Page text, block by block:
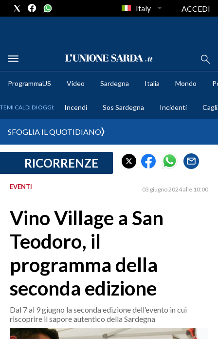
METEO
CRONACA SARDEGNA
MEDIO CAMPIDANO
ORISTANO E PROVINCIA
GALLURA
NUORO E PROVINCIA
OGLIASTRA
AGENDA
CRONACA
Italy ACCEDI
ProgrammaUS Video Sardegna Italia Mondo
TEMI CALDI DI OGGI: Incendi Sos Sardegna Incidenti
SFOGLIA IL QUOTIDIANO
RICORRENZE
EVENTI 03 giugno 2024 alle 10:00
Vino Village a San
Teodoro, il
programma della
seconda edizione
Dal 7 al 9 giugno la seconda edizione dell’evento in cui
riscoprire il sapore autentico della Sardegna